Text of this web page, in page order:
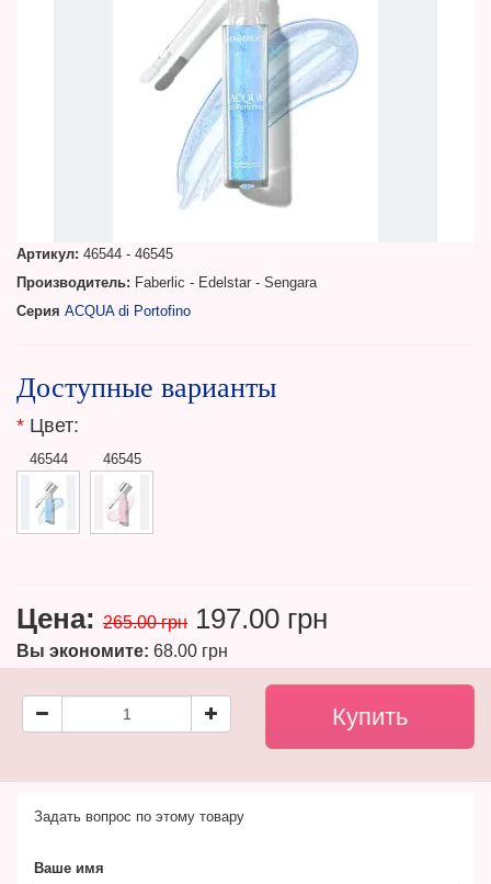
Артикул: 46544 - 46545
Производитель: Faberlic - Edelstar - Sengara
Серия ACQUA di Portofino
Доступные варианты
* Цвет:
46544 46545
Цена: 265.00 грн 197.00 грн
Вы экономите: 68.00 грн
Задать вопрос по этому товару
Ваше имя